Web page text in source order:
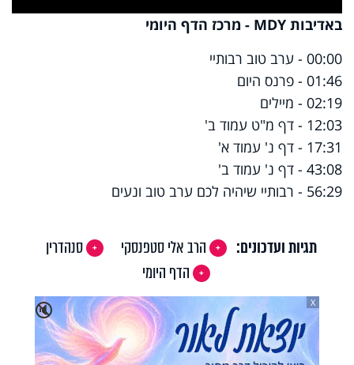
Video
באדיבות MDY - מרכז הדף היומי
00:00 - ערב טוב רבותיי
01:46 - פרנס היום
02:19 - מיילים
12:03 - דף מ"ט עמוד ב'
17:31 - דף נ' עמוד א'
43:08 - דף נ' עמוד ב'
56:29 - רבותיי שיהיה לכם ערב טוב ונעים
תגיות ועדכונים: הרב אלי סטפנסקי
סנהדרין
הדף היומי
🔇
X